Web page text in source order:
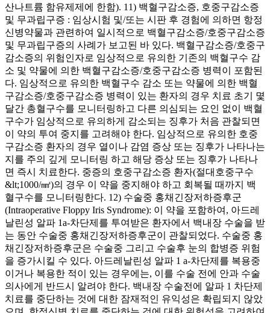
산나트륨 함유제제에 한함). 11) 백혈구감소증, 호중구감소증
및 무과립구증 : 임상시험 및/또는 시판 후 경험에 의하면 항정
신병약물과 관련하여 일시적으로 백혈구감소증/호중구감소증
및 무과립구증의 사례가 보고된 바 있다. 백혈구감소증/호중구
감소증의 위험인자로 임상적으로 유의한 기존의 백혈구수 감
소 및 약물에 의한 백혈구감소증/호중구감소증 병력이 포함된
다. 임상적으로 유의한 백혈구수 감소 또는 약물에 의한 백혈
구감소증/호중구감소증 병력이 있는 환자의 경우 치료 초기 몇
달간 총혈구수를 모니터링하고 다른 의심되는 요인 없이 백혈
구수가 임상적으로 유의하게 감소되는 징후가 처음 관찰되면
이 약의 투여 중지를 고려해야 한다. 임상적으로 유의한 호중
구감소증 환자의 경우 열이나 감염 증상 또는 징후가 나타나는
지를 주의 깊게 모니터링 하고 해당 증상 또는 징후가 나타나
면 즉시 치료한다. 중증의 호중구감소증 환자(절대호중구수
&lt;1000/㎣)의 경우 이 약을 중지해야 하고 회복될 때까지 백
혈구수를 모니터링한다. 12) 수술중 홍채긴장저하증후군
(Intraoperative Floppy Iris Syndrome): 이 약을 포함하여, 아드레
날린성 알파 1a-차단제를 투여받은 환자에서 백내장 수술을 받
는 동안 수술중 홍채긴장저하증후군이 관찰되었다. 수술중 홍
채긴장저하증후군은 수술중 그리고 수술후 눈의 합병증 위험
을 증가시킬 수 있다. 아드레날린성 알파 1 a-차단제를 복용중
이거나 복용한 적이 있는 경우에는, 이를 수술 전에 안과 수술
의사에게 반드시 알려야 한다. 백내장 수술전에 알파 1 차단제
치료를 중단하는 것에 대한 잠재적인 유익성은 확립되지 않았